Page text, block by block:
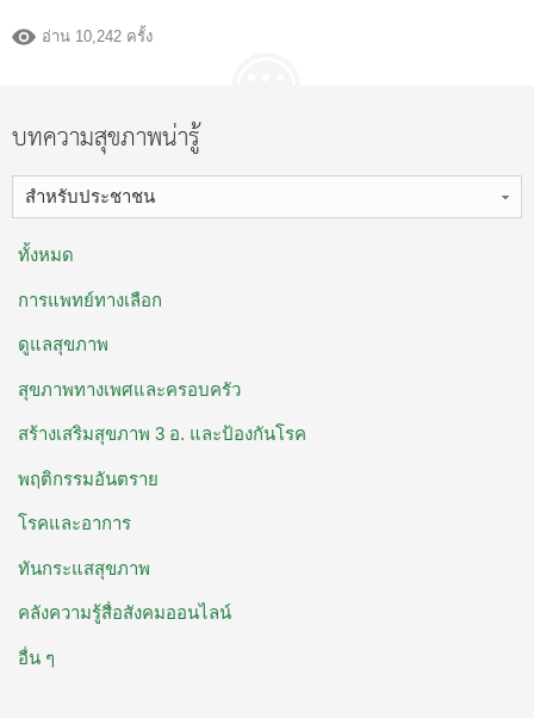
อ่าน 10,242 ครั้ง
บทความสุขภาพน่ารู้
สำหรับประชาชน
ทั้งหมด
การแพทย์ทางเลือก
ดูแลสุขภาพ
สุขภาพทางเพศและครอบครัว
สร้างเสริมสุขภาพ 3 อ. ​และป้องกันโรค
พฤติกรรมอันตราย
โรคและอาการ
ทันกระแสสุขภาพ
คลังความรู้สื่อสังคมออนไลน์
อื่น ๆ